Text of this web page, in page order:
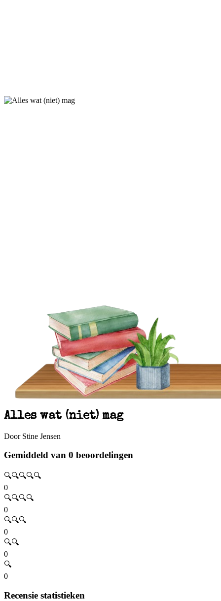
Alles wat (niet) mag
Door Stine Jensen
Gemiddeld van 0 beoordelingen
🔍🔍🔍🔍🔍
0
🔍🔍🔍🔍
0
🔍🔍🔍
0
🔍🔍
0
🔍
0
Recensie statistieken